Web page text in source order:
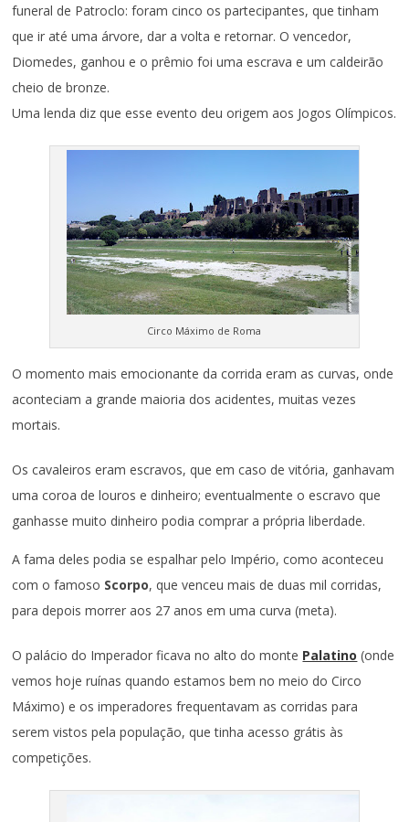
funeral de Patroclo: foram cinco os partecipantes, que tinham
que ir até uma árvore, dar a volta e retornar. O vencedor,
Diomedes, ganhou e o prêmio foi uma escrava e um caldeirão
cheio de bronze.
Uma lenda diz que esse evento deu origem aos Jogos Olímpicos.
Circo Máximo de Roma
O momento mais emocionante da corrida eram as curvas, onde
aconteciam a grande maioria dos acidentes, muitas vezes
mortais.
Os cavaleiros eram escravos, que em caso de vitória, ganhavam
uma coroa de louros e dinheiro; eventualmente o escravo que
ganhasse muito dinheiro podia comprar a própria liberdade.
A fama deles podia se espalhar pelo Império, como aconteceu
com o famoso Scorpo, que venceu mais de duas mil corridas,
para depois morrer aos 27 anos em uma curva (meta).
O palácio do Imperador ficava no alto do monte Palatino (onde
vemos hoje ruínas quando estamos bem no meio do Circo
Máximo) e os imperadores frequentavam as corridas para
serem vistos pela população, que tinha acesso grátis às
competições.